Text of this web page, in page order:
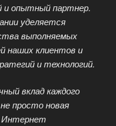
и опытный партнер.
уделяется
выполняемых
наших клиентов и
и технологий.
вклад каждого
просто новая
Интернет